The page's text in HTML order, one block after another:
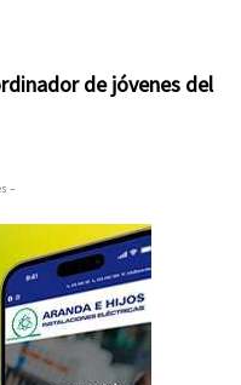
de jóvenes del
–